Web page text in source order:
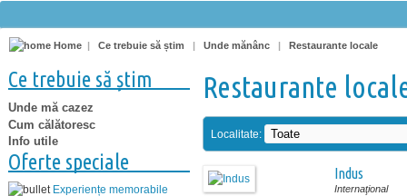
Home | Ce trebuie să știm | Unde mănânc | Restaurante locale
Ce trebuie să știm
Unde mă cazez
Cum călătoresc
Info utile
Oferte speciale
Experiențe memorabile
Restaurante
Localitate:
Indus
Internaţional